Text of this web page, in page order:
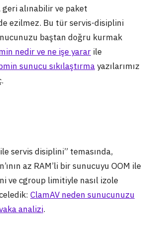
alınabilir ve paket
ezilmez. Bu tür servis-disiplini
baştan doğru kurmak
nedir ve ne işe yarar ile
sunucu sıkılaştırma yazılarımız
servis disiplini” temasında,
az RAM’li bir sunucuyu OOM ile
ve cgroup limitiyle nasıl izole
ClamAV neden sunucunuzu
analizi.